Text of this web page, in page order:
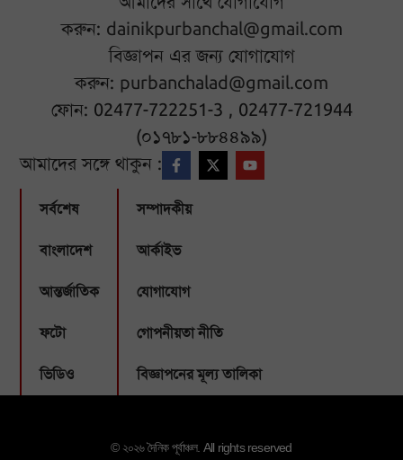
করুন: dainikpurbanchal@gmail.com
বিজ্ঞাপন এর জন্য যোগাযোগ
করুন: purbanchalad@gmail.com
ফোন: 02477-722251-3 , 02477-721944
(০১৭৮১-৮৮৪৪৯৯)
আমাদের সঙ্গে থাকুন :
সর্বশেষ
বাংলাদেশ
আন্তর্জাতিক
ফটো
ভিডিও
সম্পাদকীয়
আর্কাইভ
যোগাযোগ
গোপনীয়তা নীতি
বিজ্ঞাপনের মূল্য তালিকা
© ২০২৬ দৈনিক পূর্বাঞ্চল. All rights reserved